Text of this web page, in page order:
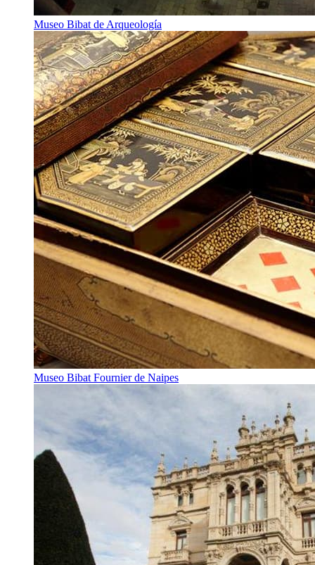
Museo Bibat de Arqueología
Museo Bibat Fournier de Naipes